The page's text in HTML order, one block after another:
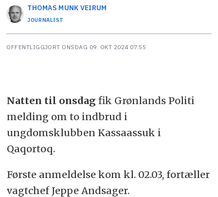
THOMAS MUNK VEIRUM
JOURNALIST
OFFENTLIGGJORT ONSDAG 09. OKT 2024 07:55
Natten til onsdag fik Grønlands Politi
melding om to indbrud i
ungdomsklubben Kassaassuk i
Qaqortoq.
Første anmeldelse kom kl. 02.03, fortæller
vagtchef Jeppe Andsager.